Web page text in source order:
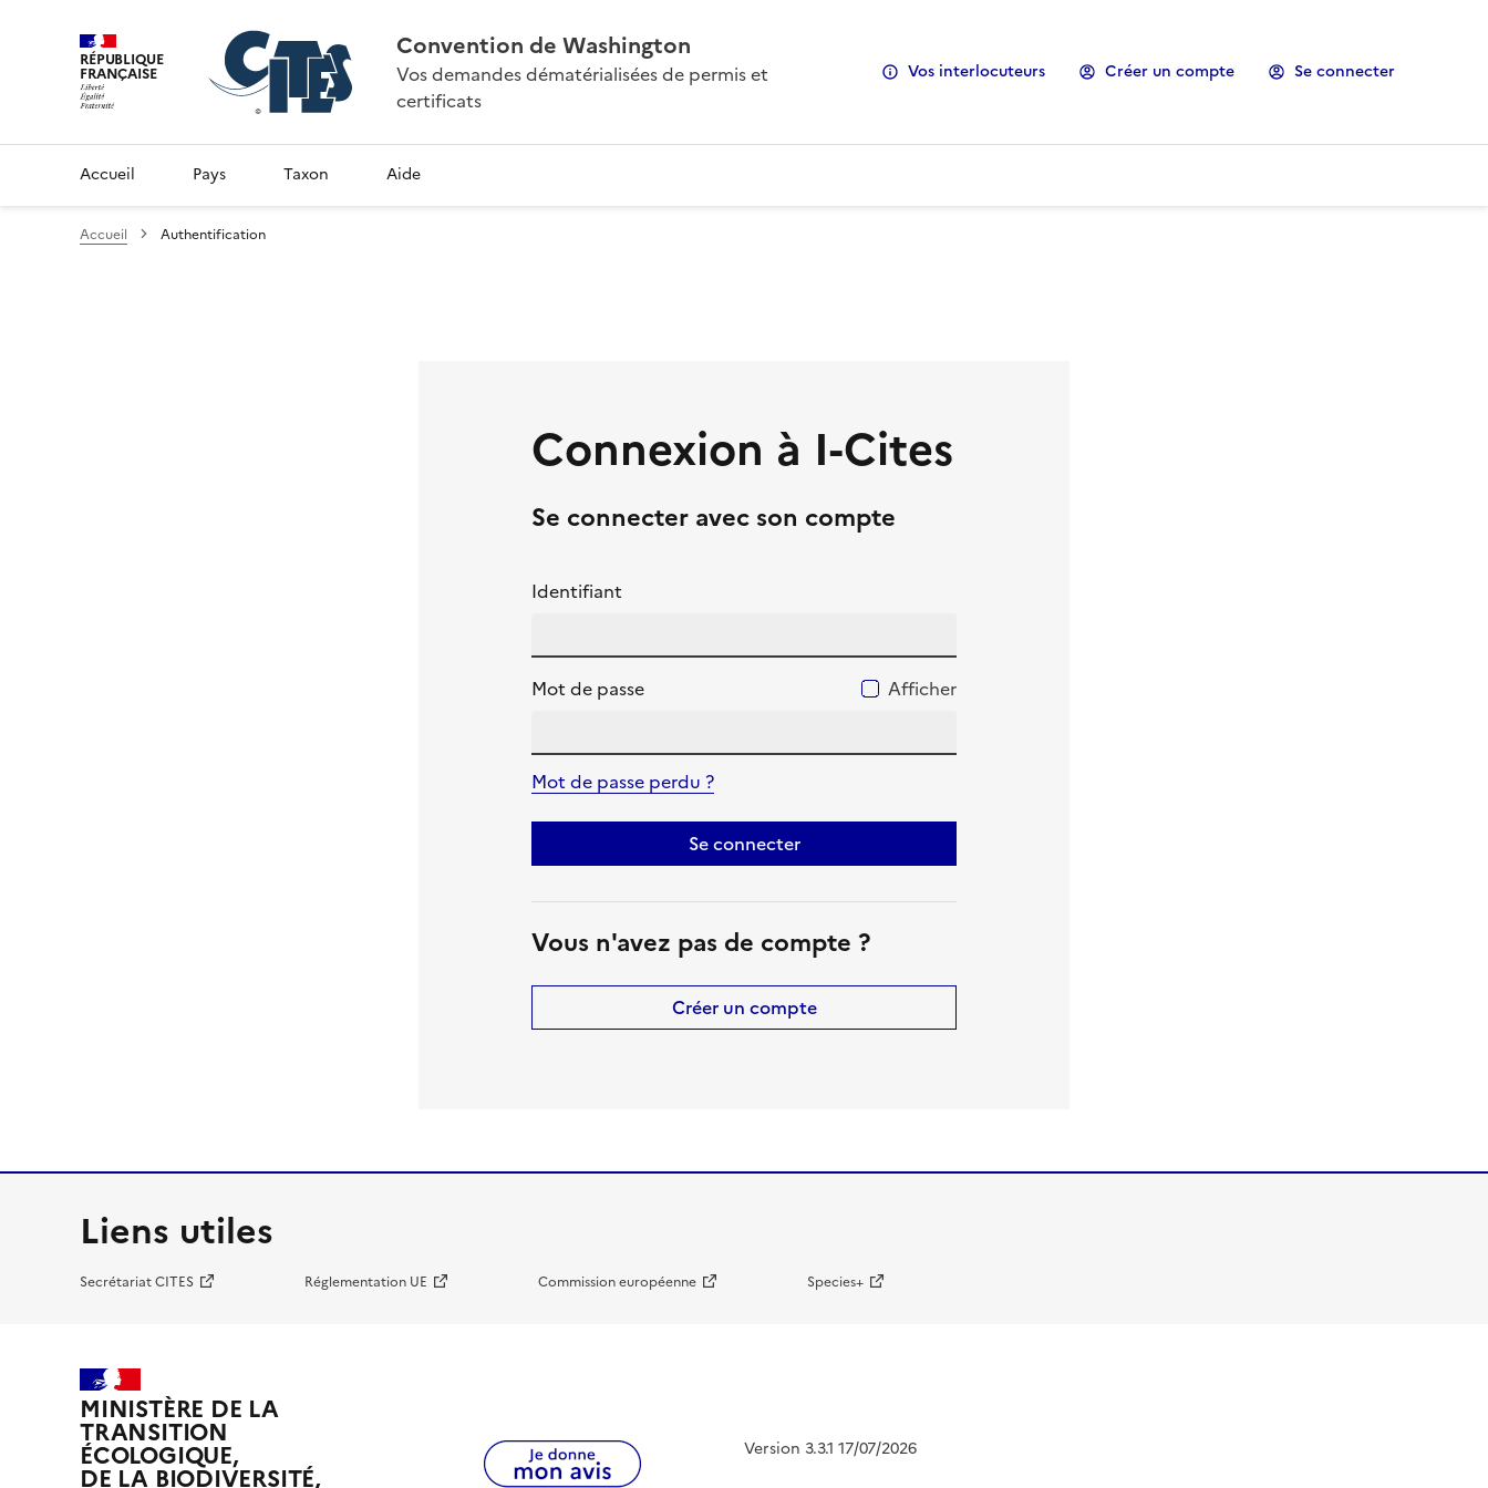
RÉPUBLIQUE
FRANÇAISE
Convention de Washington
Vos demandes dématérialisées de permis et
certificats
Vos interlocuteurs Créer un compte Se connecter
Accueil Pays Taxon Aide
Accueil Authentification
Connexion à I-Cites
Se connecter avec son compte
Identifiant
Mot de passe Afficher
Mot de passe perdu ?
Se connecter
Vous n'avez pas de compte ?
Créer un compte
Liens utiles
Secrétariat CITES Réglementation UE Commission européenne Species+
MINISTÈRE DE LA
TRANSITION
ÉCOLOGIQUE,
DE LA BIODIVERSITÉ,
Version 3.3.1 17/07/2026